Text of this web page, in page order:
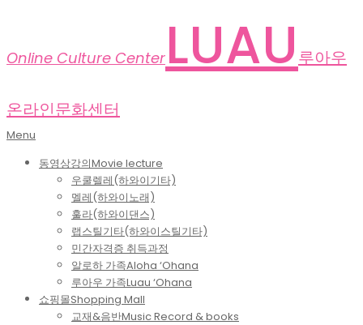
Online Culture Center LUAU 루아우
온라인문화센터
Primary
Menu
Menu
동영상강의Movie lecture
우쿨렐레(하와이기타)
멜레(하와이노래)
훌라(하와이댄스)
랩스틸기타(하와이스틸기타)
민간자격증 취득과정
알로하 가족Aloha ‘Ohana
루아우 가족Luau ‘Ohana
쇼핑몰Shopping Mall
교재&음반Music Record & books